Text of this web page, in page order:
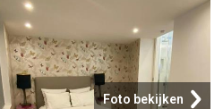
Foto bekijken